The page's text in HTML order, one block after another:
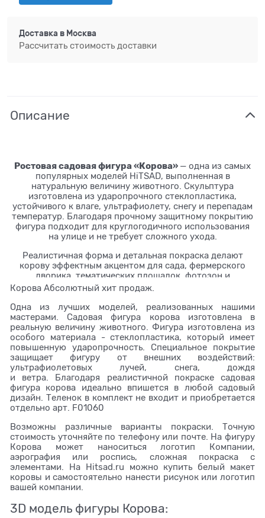
Доставка в Москва
Рассчитать стоимость доставки
Описание
Ростовая садовая фигура «Корова» — одна из самых
популярных моделей HiTSAD, выполненная в
натуральную величину животного. Скульптура
изготовлена из ударопрочного стеклопластика,
устойчивого к влаге, ультрафиолету, снегу и перепадам
температур. Благодаря прочному защитному покрытию
фигура подходит для круглогодичного использования
на улице и не требует сложного ухода.
Реалистичная форма и детальная покраска делают
корову эффектным акцентом для сада, фермерского
дворика, тематических площадок, фотозон и
коммерческих пространств. Доступны различные
варианты окраски, включая брендирование, нанесение
логотипа и индивидуальную роспись.
Белый макет коровы можно приобрести для
самостоятельной покраски. Теленок к фигуре не входит
— продаётся отдельно (арт. F01060).
Корова Абсолютный хит продаж.
Одна из лучших моделей, реализованных нашими
мастерами. Садовая фигура корова изготовлена в
реальную величину животного. Фигура изготовлена из
особого материала - стеклопластика, который имеет
повышенную ударопрочность. Специальное покрытие
защищает фигуру от внешних воздействий:
ультрафиолетовых лучей, снега, дождя
и ветра. Благодаря реалистичной покраске садовая
фигура корова идеально впишется в любой садовый
дизайн. Теленок в комплект не входит и приобретается
отдельно арт. F01060
Возможны различные варианты покраски. Точную
стоимость уточняйте по телефону или почте. На фигуру
Корова может наноситься логотип Компании,
аэрография или роспись, сложная покраска с
элементами. На Hitsad.ru можно купить белый макет
коровы и самостоятельно нанести рисунок или логотип
вашей компании.
3D модель фигуры Корова: